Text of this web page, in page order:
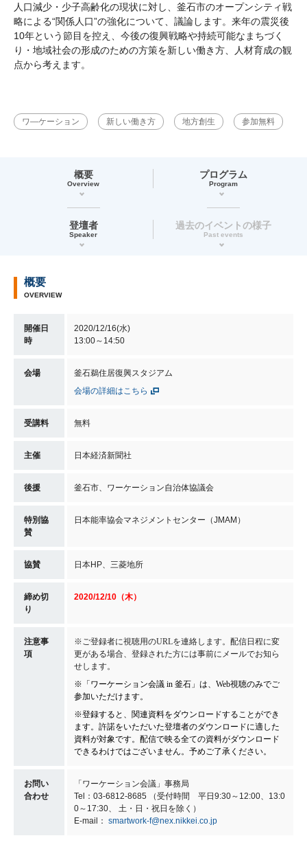
人口減少・少子高齢化の現状に対し、釜石市のオープンシティ戦
略による“関係人口”の強化について、議論します。来年の震災後
10年という節目を控え、今後の復興戦略や持続可能なまちづく
り・地域社会の形成のための方策を新しい働き方、人材育成の観
点から考えます。
ワ―ケーション 新しい働き方 地方創生 参加無料
概要
Overview
プログラム
Program
登壇者
Speaker
過去のイベントの様子
Past events
概要
OVERVIEW
開催日
時
2020/12/16(水)
13:00～14:50
会場
釜石鵜住居復興スタジアム
会場の詳細はこちら
受講料 無料
主催 日本経済新聞社
後援 釜石市、ワーケーション自治体協議会
特別協
賛
日本能率協会マネジメントセンター（JMAM）
協賛 日本HP、三菱地所
締め切
り
2020/12/10（木）
注意事
項
※ご登録者に視聴用のURLを連絡します。配信日程に変
更がある場合、登録された方には事前にメールでお知ら
せします。
※「ワーケーション会議 in 釜石」は、Web視聴のみでご
参加いただけます。
※登録すると、関連資料をダウンロードすることができ
ます。許諾をいただいた登壇者のダウンロードに適した
資料が対象です。配信で映る全ての資料がダウンロード
できるわけではございません。予めご了承ください。
お問い
合わせ
「ワーケーション会議」事務局
Tel：03-6812-8685 （受付時間 平日9:30～12:00、13:0
0～17:30、 土・日・祝日を除く）
E-mail： smartwork-f@nex.nikkei.co.jp